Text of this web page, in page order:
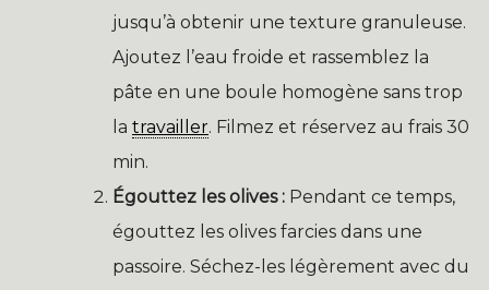
jusqu’à obtenir une texture granuleuse.
Ajoutez l’eau froide et rassemblez la
pâte en une boule homogène sans trop
la travailler. Filmez et réservez au frais 30
min.
Égouttez les olives : Pendant ce temps,
égouttez les olives farcies dans une
passoire. Séchez-les légèrement avec du